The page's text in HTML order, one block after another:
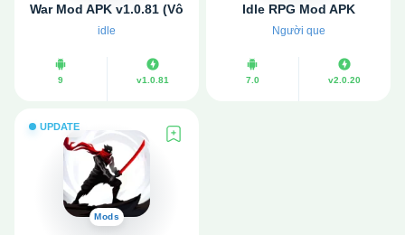
War Mod APK v1.0.81 (Vô
hạn tiền)
idle
9 v1.0.81
Idle RPG Mod APK
v2.0.20 (Vô hạn tiền, Bất
Người que
7.0 v2.0.20
UPDATE
Mods